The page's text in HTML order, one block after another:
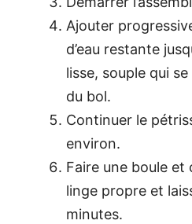
Ajouter
d’eau restante
lisse, souple qui
du bol.
Continuer le
environ.
Faire une boule et
linge propre et
minutes.